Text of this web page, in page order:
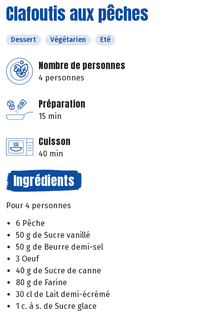
Clafoutis aux pêches
Dessert Végétarien Eté
Nombre de personnes
4 personnes
Préparation
15 min
Cuisson
40 min
Ingrédients
Pour 4 personnes
6 Pêche
50 g de Sucre vanillé
50 g de Beurre demi-sel
3 Oeuf
40 g de Sucre de canne
80 g de Farine
30 cl de Lait demi-écrémé
1 c. à s. de Sucre glace